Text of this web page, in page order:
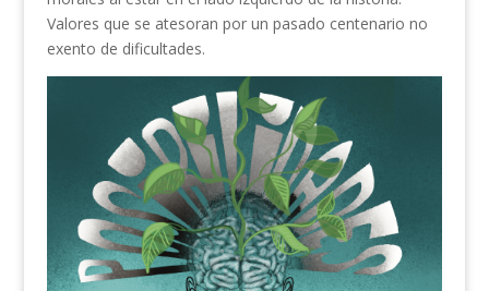
Valores que se atesoran por un pasado centenario no
exento de dificultades.